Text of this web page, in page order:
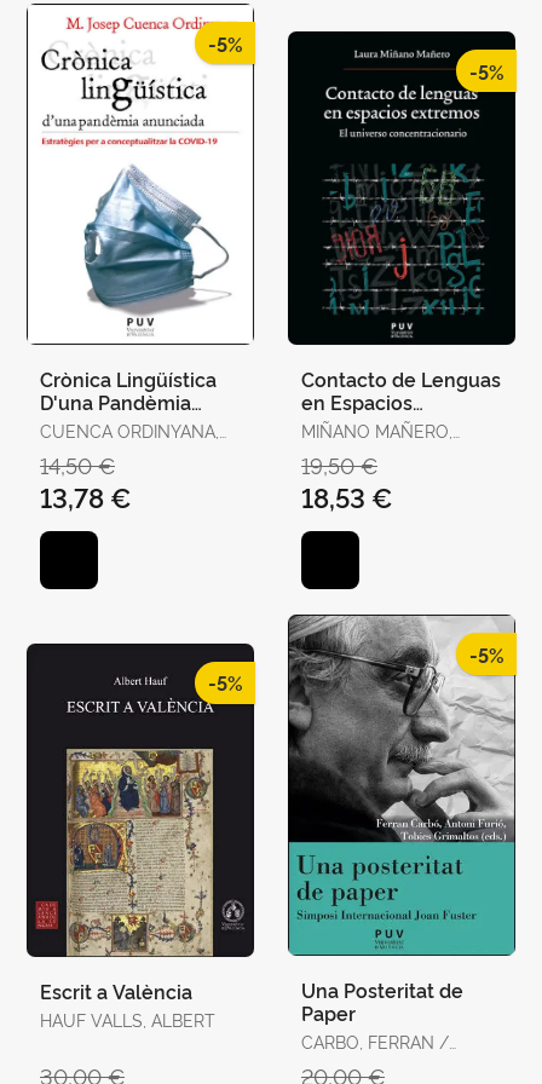
-5%
Crònica Lingüística
D'una Pandèmia
Anunciada
CUENCA ORDINYANA,
14,50 €
13,78 €
-5%
Contacto de Lenguas
en Espacios
Extremos. El
Concentracionario
MIÑANO MAÑERO,
19,50 €
18,53 €
-5%
Escrit a València
HAUF VALLS, ALBERT
30,00 €
-5%
Una Posteritat de
Paper
CARBO, FERRAN /
20,00 €